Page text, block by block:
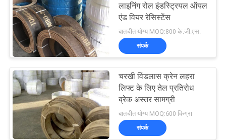
साइटमैप
PRIVACY
POLICY
बुना ब्रेक अस्तर सामग्री
32
लाइनिंग रोल इंडस्ट्रियल ऑयल
एंड वियर रेसिस्टेंस
बातचीत योग्य MOQ:800 के.जी.एस.
संपर्क
चरखी विंडलास क्रेन लहरा
लिफ्ट के लिए तेल प्रतिरोध
ब्रेक अस्तर सामग्री
बातचीत योग्य MOQ:600 किग्रा
संपर्क